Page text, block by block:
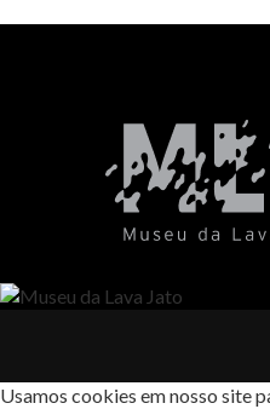
Usamos cookies em nosso site